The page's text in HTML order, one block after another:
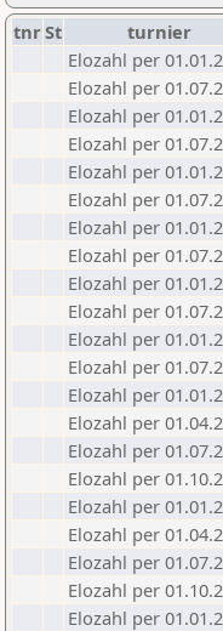
tnrSt turnier
Elozahl per
Elozahl per
Elozahl per
Elozahl per
Elozahl per
Elozahl per
Elozahl per
Elozahl per
Elozahl per
Elozahl per
Elozahl per
Elozahl per
Elozahl per
Elozahl per
Elozahl per
Elozahl per
Elozahl per
Elozahl per
Elozahl per
Elozahl per
Elozahl per